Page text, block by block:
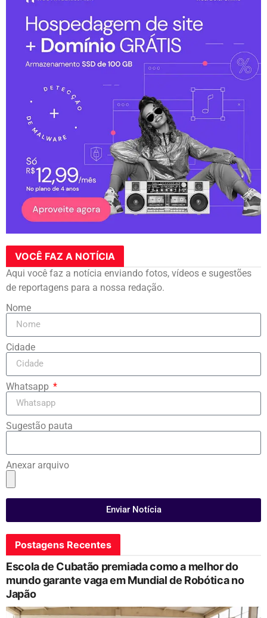
VOCÊ FAZ A NOTÍCIA
Aqui você faz a notícia enviando fotos, vídeos e sugestões
de reportagens para a nossa redação.
Nome
Cidade
Whatsapp
Sugestão pauta
Anexar arquivo
Enviar Notícia
Postagens Recentes
Escola de Cubatão premiada como a melhor do
mundo garante vaga em Mundial de Robótica no
Japão